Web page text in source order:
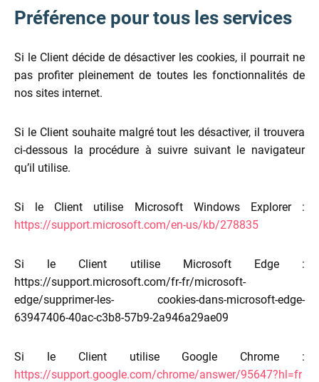
Préférence pour tous les services
Si le Client décide de désactiver les cookies, il pourrait ne
pas profiter pleinement de toutes les fonctionnalités de
nos sites internet.
Si le Client souhaite malgré tout les désactiver, il trouvera
ci-dessous la procédure à suivre suivant le navigateur
qu’il utilise.
Si le Client utilise Microsoft Windows Explorer :
https://support.microsoft.com/en-us/kb/278835
Si le Client utilise Microsoft Edge :
https://support.microsoft.com/fr-fr/microsoft-
edge/supprimer-les- cookies-dans-microsoft-edge-
63947406-40ac-c3b8-57b9-2a946a29ae09
Si le Client utilise Google Chrome :
https://support.google.com/chrome/answer/95647?hl=fr